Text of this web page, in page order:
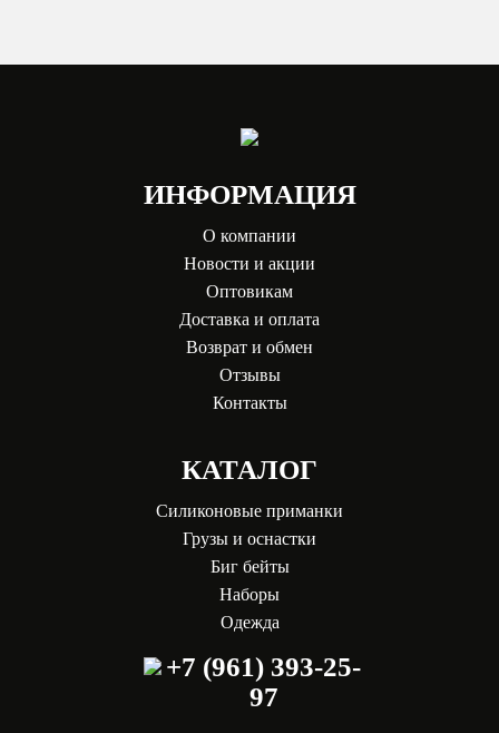
ИНФОРМАЦИЯ
О компании
Новости и акции
Оптовикам
Доставка и оплата
Возврат и обмен
Отзывы
Контакты
КАТАЛОГ
Силиконовые приманки
Грузы и оснастки
Биг бейты
Наборы
Одежда
+7 (961) 393-25-
97